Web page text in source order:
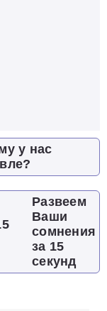
у нас
Развеем
Ваши
сомнения
за 15
секунд